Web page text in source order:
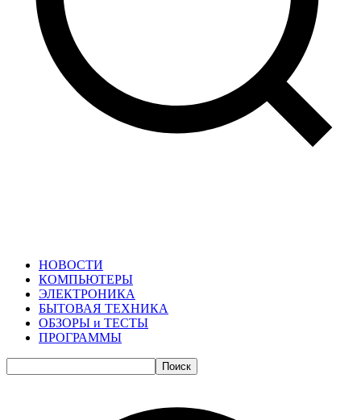
НОВОСТИ
КОМПЬЮТЕРЫ
ЭЛЕКТРОНИКА
БЫТОВАЯ ТЕХНИКА
ОБЗОРЫ и ТЕСТЫ
ПРОГРАММЫ
Поиск